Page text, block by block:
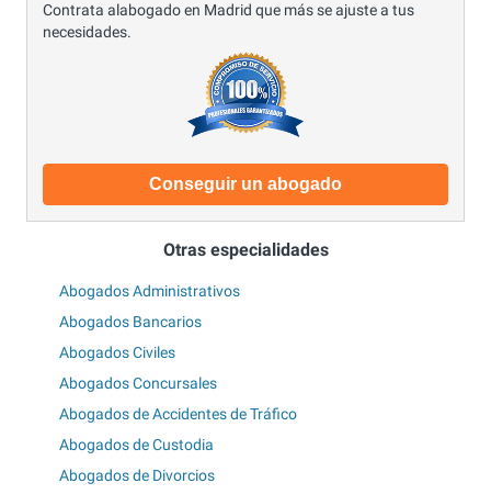
Contrata alabogado en Madrid que más se ajuste a tus
necesidades.
Conseguir un abogado
Otras especialidades
Abogados Administrativos
Abogados Bancarios
Abogados Civiles
Abogados Concursales
Abogados de Accidentes de Tráfico
Abogados de Custodia
Abogados de Divorcios